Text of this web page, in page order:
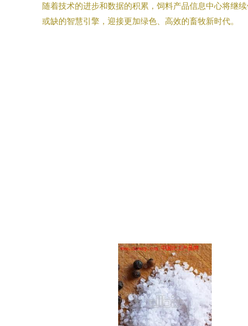
随着技术的进步和数据的积累，饲料产品信息中心将继
或缺的智慧引擎，迎接更加绿色、高效的畜牧新时代。